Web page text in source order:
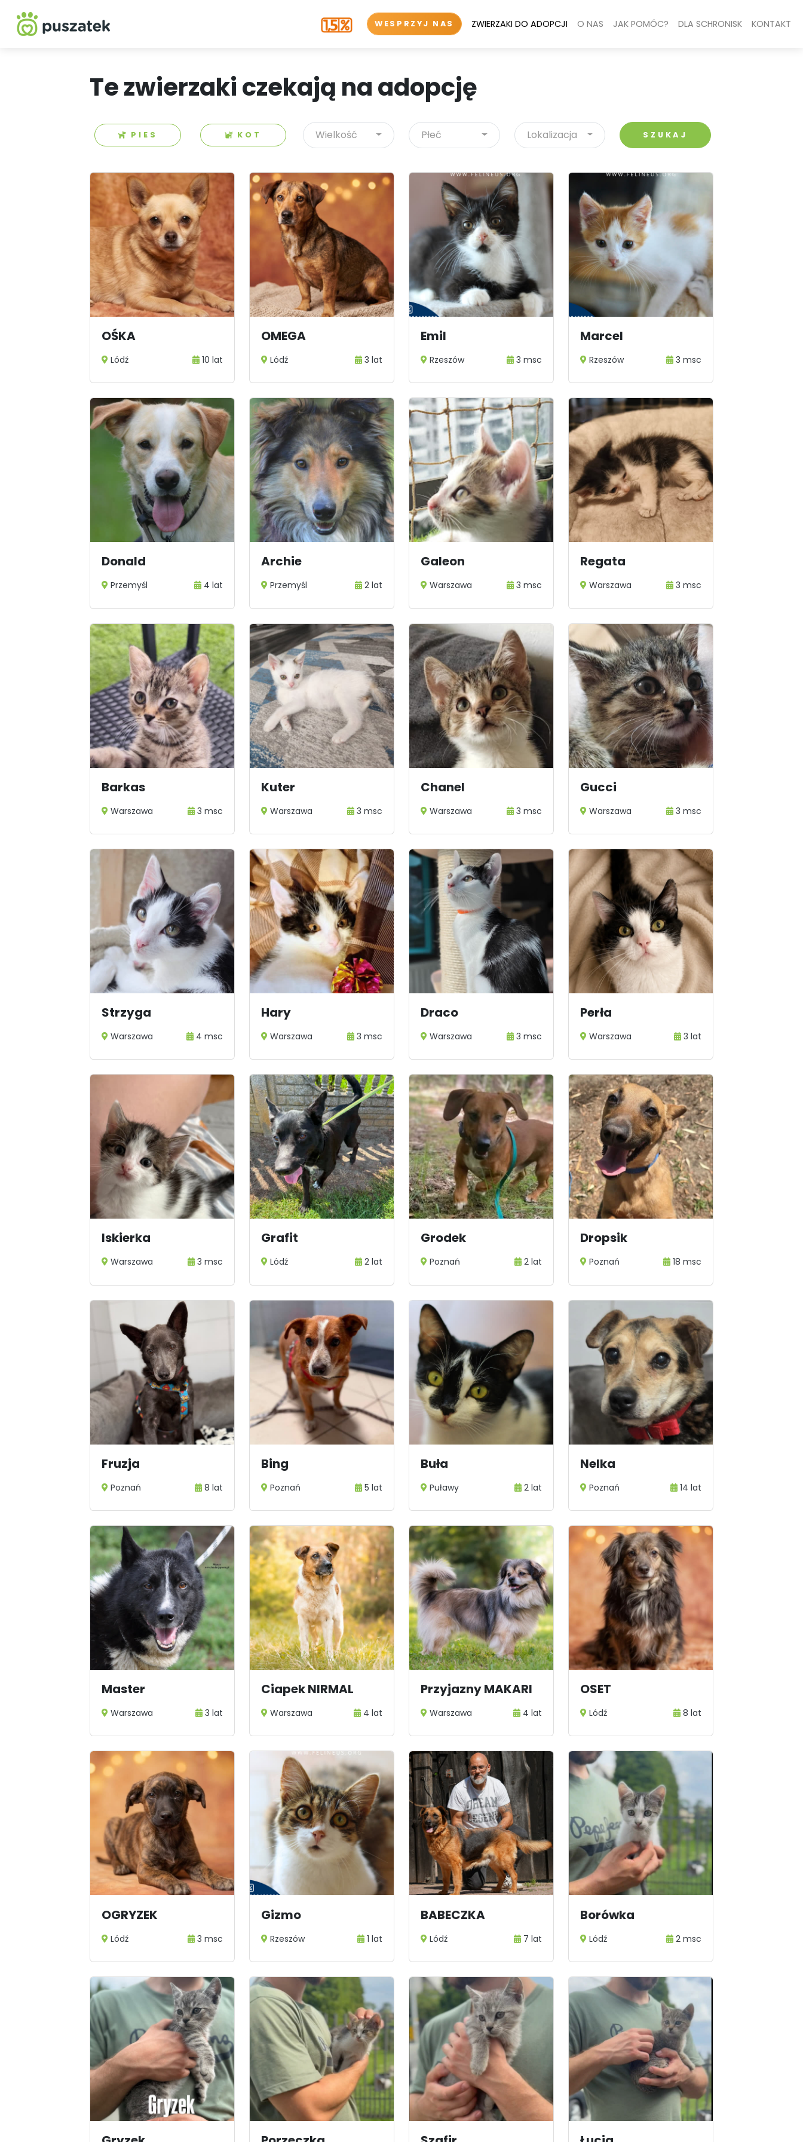
WESPRZYJ NAS ZWIERZAKI DO ADOPCJI O NAS JAK POMÓC? DLA SCHRONISK KONTAKT
Te zwierzaki czekają na adopcję
PIES KOT Wielkość Płeć Lokalizacja SZUKAJ
OŚKA
Lódź 10 lat
OMEGA
Lódź 3 lat
Emil
Rzeszów 3 msc
Marcel
Rzeszów 3 msc
Donald
Przemyśl 4 lat
Archie
Przemyśl 2 lat
Galeon
Warszawa 3 msc
Regata
Warszawa 3 msc
Barkas
Warszawa 3 msc
Kuter
Warszawa 3 msc
Chanel
Warszawa 3 msc
Gucci
Warszawa 3 msc
Strzyga
Warszawa 4 msc
Hary
Warszawa 3 msc
Draco
Warszawa 3 msc
Perła
Warszawa 3 lat
Iskierka
Warszawa 3 msc
Grafit
Lódź 2 lat
Grodek
Poznań 2 lat
Dropsik
Poznań 18 msc
Fruzja
Poznań 8 lat
Bing
Poznań 5 lat
Buła
Puławy 2 lat
Nelka
Poznań 14 lat
Master
Warszawa 3 lat
Ciapek NIRMAL
Warszawa 4 lat
Przyjazny MAKARI
Warszawa 4 lat
OSET
Lódź 8 lat
OGRYZEK
Lódź 3 msc
Gizmo
Rzeszów 1 lat
BABECZKA
Lódź 7 lat
Borówka
Lódź 2 msc